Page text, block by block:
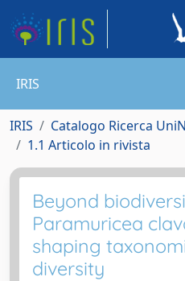
IRIS
IRIS Catalogo Ricerca
1.1 Articolo in rivista
Beyond
Paramuricea
shaping
diversity